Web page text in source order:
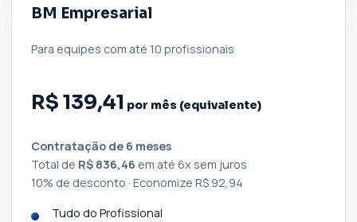
BM Empresarial
Para equipes com até 10 profissionais
R$ 139,41 por mês (equivalente)
Contratação de 6 meses
Total de R$ 836,46 em até 6x sem juros
10% de desconto · Economize R$ 92,94
Tudo do Profissional